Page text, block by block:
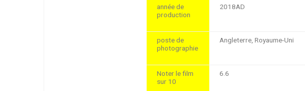
année de
production
2018AD
poste de
photographie
Angleterre, Royaume-Uni
Noter le film
sur 10
6.6